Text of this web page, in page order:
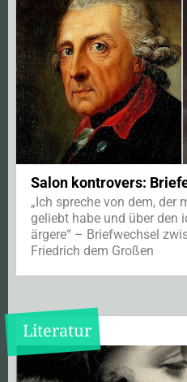
Salon kontrovers:
„Ich spreche von dem, der
geliebt habe und über den
ärgere“ – Briefwechsel
Friedrich dem Großen
Literatur